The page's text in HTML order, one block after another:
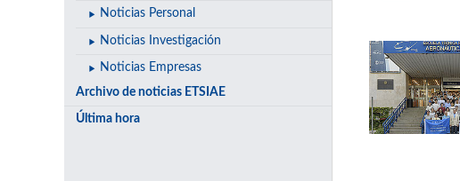
Noticias Personal
Noticias Investigación
Noticias Empresas
Archivo de noticias ETSIAE
Última hora